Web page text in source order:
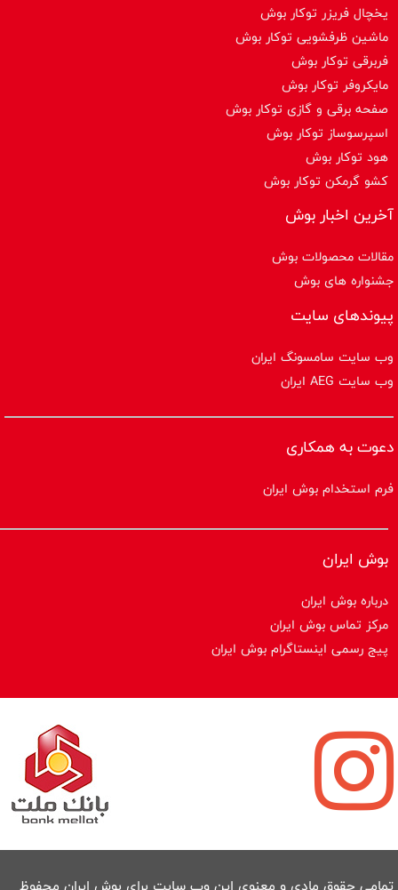
یخچال فریزر توکار بوش
ماشین ظرفشویی توکار بوش
فربرقی توکار بوش
مایکروفر توکار بوش
صفحه برقی و گازی توکار بوش
اسپرسوساز توكار بوش
هود توکار بوش
کشو گرمکن توکار بوش
آخرین اخبار بوش
مقالات محصولات بوش
جشنواره های بوش
پیوندهای سایت
وب سایت سامسونگ ایران
وب سایت AEG ایران
دعوت به همکاری
فرم استخدام بوش ایران
بوش ایران
درباره بوش ایران
مرکز تماس بوش ایران
پیج رسمی اینستاگرام بوش ایران